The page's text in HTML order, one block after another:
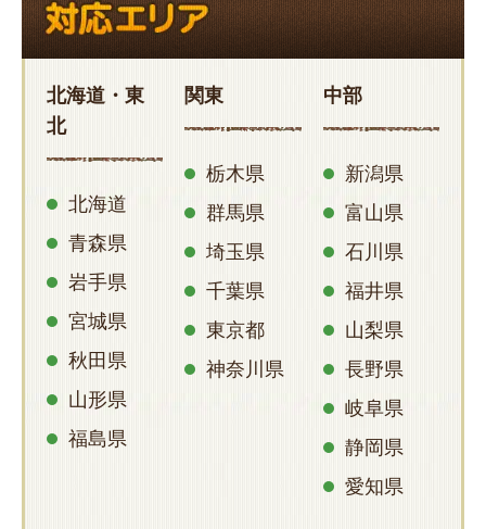
北海道・東
北
北海道
青森県
岩手県
宮城県
秋田県
山形県
福島県
関東
栃木県
群馬県
埼玉県
千葉県
東京都
神奈川県
中部
新潟県
富山県
石川県
福井県
山梨県
長野県
岐阜県
静岡県
愛知県